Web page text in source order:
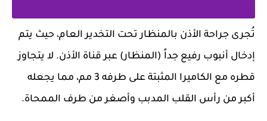
تُجرى جراحة الأذن بالمنظار تحت التخدير العام، حيث يتم
إدخال أنبوب رفيع جداً (المنظار) عبر قناة الأذن. لا يتجاوز
قطره مع الكاميرا المثبتة على طرفه 3 مم، مما يجعله
أكبر من رأس القلب المدبب وأصغر من طرف الممحاة.